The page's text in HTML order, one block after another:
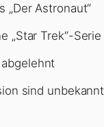
„Der Astronaut“
„Star Trek“-Serie
sind unbekannt